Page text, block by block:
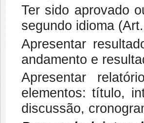
Ter sido aprovado
segundo idioma
Apresentar
andamento e
Apresentar
elementos: título,
discussão,